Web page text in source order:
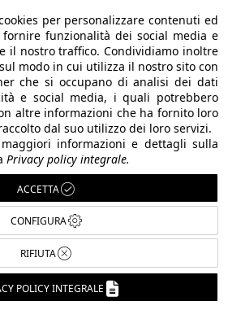
DOMANDE?
TECNICO TI
di fotografia
IIF
essere uno studente di IIF
per personalizzare contenuti ed
funzionalità dei social media e
il nostro traffico. Condividiamo inoltre
modo in cui utilizza il nostro sito con
che si occupano di analisi dei dati
e social media, i quali potrebbero
altre informazioni che ha fornito loro
dal suo utilizzo dei loro servizi.
informazioni e dettagli sulla
Privacy policy integrale.
ACCETTA
CONFIGURA
RIFIUTA
POLICY INTEGRALE